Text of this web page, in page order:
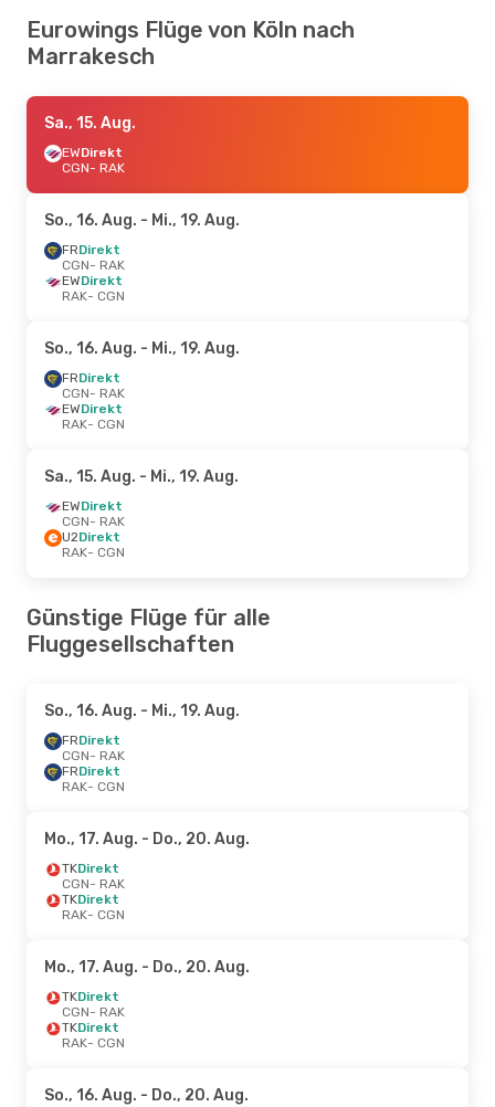
Eurowings Flüge von Köln nach
Marrakesch
Sa., 15. Aug.
EWDirekt
CGN- RAK
So., 16. Aug. - Mi., 19. Aug.
FRDirekt
CGN- RAK
EWDirekt
RAK- CGN
So., 16. Aug. - Mi., 19. Aug.
FRDirekt
CGN- RAK
EWDirekt
RAK- CGN
Sa., 15. Aug. - Mi., 19. Aug.
EWDirekt
CGN- RAK
U2Direkt
RAK- CGN
Günstige Flüge für alle
Fluggesellschaften
So., 16. Aug. - Mi., 19. Aug.
FRDirekt
CGN- RAK
FRDirekt
RAK- CGN
Mo., 17. Aug. - Do., 20. Aug.
TKDirekt
CGN- RAK
TKDirekt
RAK- CGN
Mo., 17. Aug. - Do., 20. Aug.
TKDirekt
CGN- RAK
TKDirekt
RAK- CGN
So., 16. Aug. - Do., 20. Aug.